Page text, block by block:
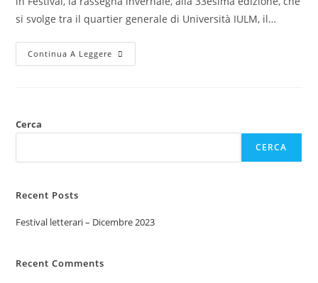
si svolge tra il quartier generale di Università IULM, il…
Continua A Leggere
Cerca
CERCA
Recent Posts
Festival letterari – Dicembre 2023
Recent Comments